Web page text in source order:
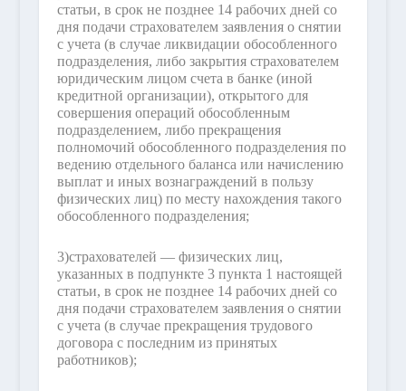
статьи, в срок не позднее 14 рабочих дней со
дня подачи страхователем заявления о снятии
с учета (в случае ликвидации обособленного
подразделения, либо закрытия страхователем
юридическим лицом счета в банке (иной
кредитной организации), открытого для
совершения операций обособленным
подразделением, либо прекращения
полномочий обособленного подразделения по
ведению отдельного баланса или начислению
выплат и иных вознаграждений в пользу
физических лиц) по месту нахождения такого
обособленного подразделения;
3)страхователей — физических лиц,
указанных в подпункте 3 пункта 1 настоящей
статьи, в срок не позднее 14 рабочих дней со
дня подачи страхователем заявления о снятии
с учета (в случае прекращения трудового
договора с последним из принятых
работников);